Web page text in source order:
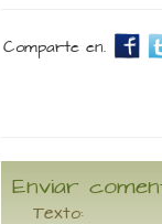
Comparte en.
Enviar
Texto: